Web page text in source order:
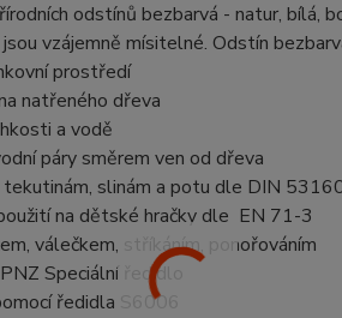
odstínů bezbarvá - natur, bílá,
vzájemně mísitelné. Odstín
prostředí
natřeného dřeva
a vodě
páry směrem ven od dřeva
slinám a potu dle DIN
na dětské hračky dle EN 71-3
válečkem, stříkáním, ponořováním
Speciální ředidlo
ředidla S6006